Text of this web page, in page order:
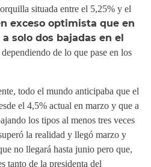
situada entre el 5,25% y el
exceso optimista que en
solo dos bajadas en el
de lo que pase en los
todo el mundo anticipaba que el
el 4,5% actual en marzo y que a
los tipos al menos tres veces
la realidad y llegó marzo y
no llegará hasta junio pero que,
tanto de la presidenta del